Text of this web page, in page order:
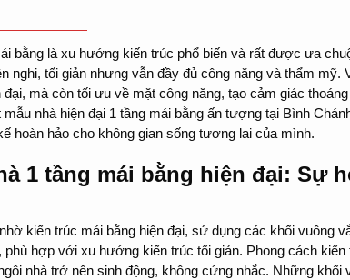
bằng là xu hướng kiến trúc phổ biến và rất được ưa
nghi, tối giản nhưng vẫn đầy đủ công năng và thẩm
mà còn tối ưu về mặt công năng, tạo cảm giác
nhà hiện đại 1 tầng mái bằng ấn tượng tại Bình
hoàn hảo cho không gian sống tương lai của mình.
1 tầng mái bằng hiện đại: Sự
kiến trúc mái bằng hiện đại, sử dụng các khối vuông
hợp với xu hướng kiến trúc tối giản. Phong cách
nhà trở nên sinh động, không cứng nhắc. Những